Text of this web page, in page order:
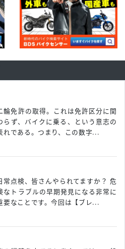
輪免許の取得。これは免許区分に関
らず、バイクに乗る、という意志の
れである。つまり、この数字...
常点検、皆さんやられてますか？ 危
なトラブルの早期発見になる非常に
要なことです。今回は【ブレ...